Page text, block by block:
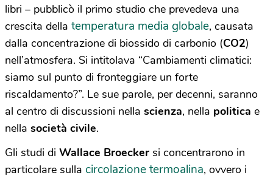
libri – pubblicò il primo studio che prevedeva una
crescita della temperatura media globale, causata
dalla concentrazione di biossido di carbonio (CO2)
nell’atmosfera. Si intitolava “Cambiamenti climatici:
siamo sul punto di fronteggiare un forte
riscaldamento?”. Le sue parole, per decenni, saranno
al centro di discussioni nella scienza, nella politica e
nella società civile.
Gli studi di Wallace Broecker si concentrarono in
particolare sulla circolazione termoalina, ovvero i